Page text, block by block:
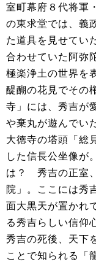
室町幕府８代将軍
の東求堂では、義
た道具を見せてい
合わせていた阿弥
極楽浄土の世界を
醍醐の花見でその
寺」には、秀吉が
や棄丸が遊んでい
大徳寺の塔頭「総
した信長公坐像が
は？ 秀吉の正室
院」。ここには秀
面大黒天が置かれ
る秀吉らしい信仰
秀吉の死後、天下
ことで知られる「